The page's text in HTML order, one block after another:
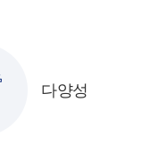
다양성